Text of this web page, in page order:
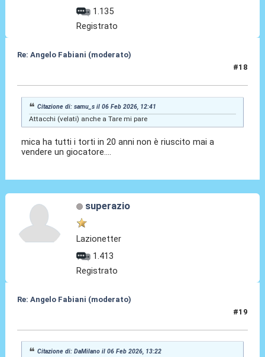
1.135
Registrato
Re: Angelo Fabiani (moderato)
#18
Citazione di: samu_s il 06 Feb 2026, 12:41
Attacchi (velati) anche a Tare mi pare
mica ha tutti i torti in 20 anni non è riuscito mai a
vendere un giocatore....
superazio
Lazionetter
1.413
Registrato
Re: Angelo Fabiani (moderato)
#19
Citazione di: DaMilano il 06 Feb 2026, 13:22